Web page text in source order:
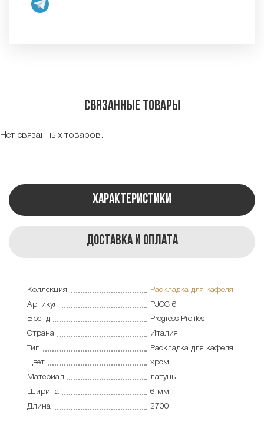
Связанные товары
Нет связанных товаров.
Характеристики
Доставка и оплата
Коллекция
Раскладка для кафеля
Артикул
PJOC 6
Бренд
Progress Profiles
Страна
Италия
Тип
Раскладка для кафеля
Цвет
хром
Материал
латунь
Ширина
6 мм
Длина
2700